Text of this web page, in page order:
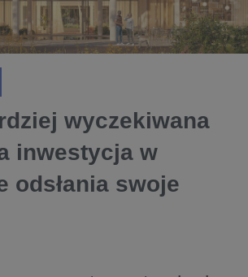
wyczekiwana
inwestycja w
odsłania swoje